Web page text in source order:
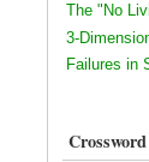
The "No
3-
Failures in